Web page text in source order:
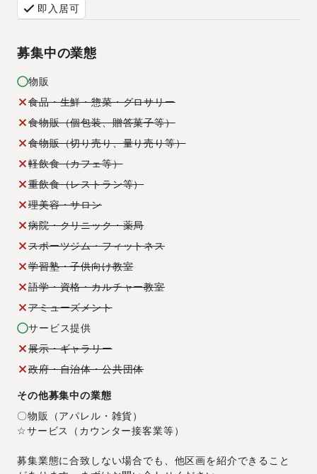
即入居可
募集中の業態
物販
食品・生鮮・惣菜・グロサリー
食物販（個包装、贈答菓子等）
食物販（切り売り、量り売り等）
軽飲食（カフェ等）
重飲食（レストラン等）
理美容・サロン
病院・クリニック・薬局
スポーツジム・フィットネス
学習塾・子供向け教室
語学・資格・カルチャー教室
アミューズメント
サービス提供
展示・ギャラリー
政府・自治体・公共団体
その他募集中の業態
〇物販（アパレル・雑貨）
☆サービス（カウンター接客業等）
募集業態に合致しない場合でも、他区画を紹介できること